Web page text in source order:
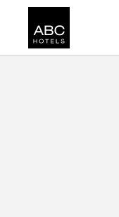
Politique de cookies de